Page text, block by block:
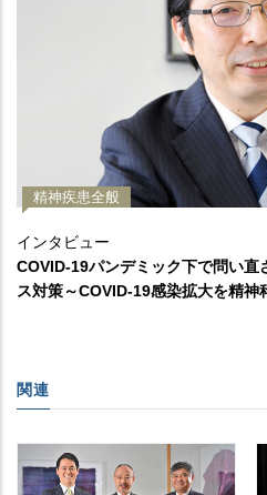
精神疾患全般
インタビュー
COVID-19パンデミック下で問い直
ス対策～COVID-19感染拡大を精
関連